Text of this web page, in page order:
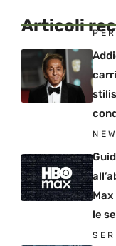
Articoli
le